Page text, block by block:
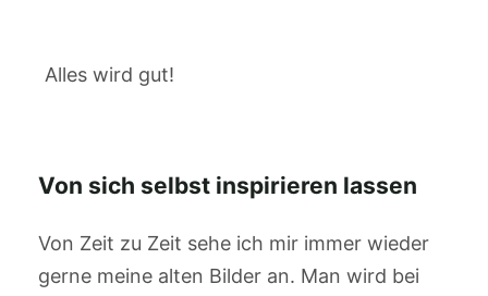
Alles wird gut!
Von sich selbst inspirieren lassen
Von Zeit zu Zeit sehe ich mir immer wieder
gerne meine alten Bilder an. Man wird bei